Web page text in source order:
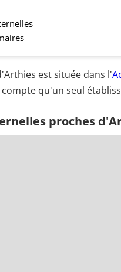
est située dans l'
compte qu'un seul
proches